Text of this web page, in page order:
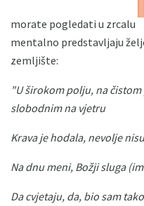
morate pogledati u zrcalu
mentalno predstavljaju
zemljište:
"U širokom polju, na
slobodnim na vjetru
Krava je hodala, nevolje
Na dnu meni, Božji sluga
Da cvjetaju, da, bio sam